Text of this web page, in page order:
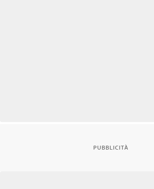
PUBBLICITÀ